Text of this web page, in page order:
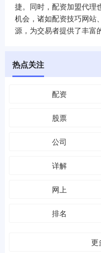
捷。同时，配资加盟代理
机会，诸如配资技巧网站
源，为交易者提供了丰富
热点关注
配资
股票
公司
详解
网上
排名
更